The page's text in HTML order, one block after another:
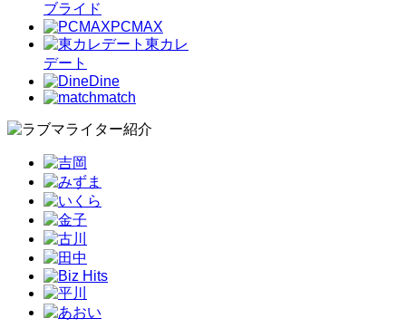
ブライド
PCMAX
東カレ
デート
Dine
match